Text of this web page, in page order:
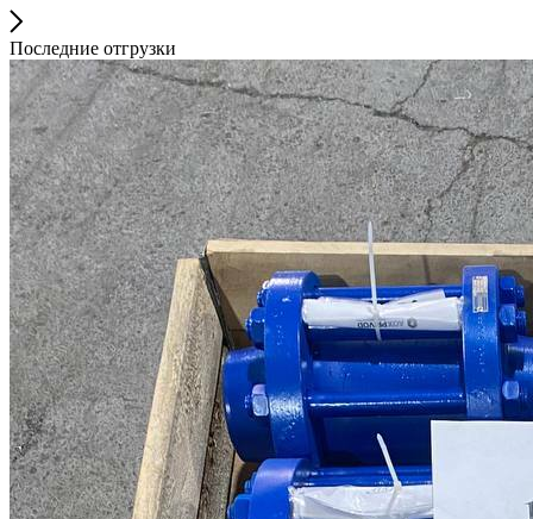
Последние отгрузки